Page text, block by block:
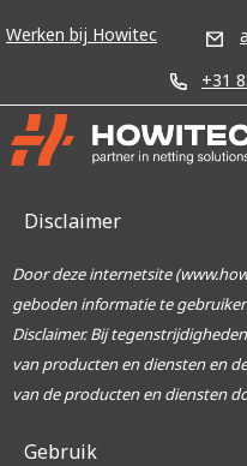
Werken bij Howitec
+31
Disclaimer
Door deze internetsite
geboden informatie te
Disclaimer. Bij
van producten en diensten en
van de producten en diensten
Gebruik